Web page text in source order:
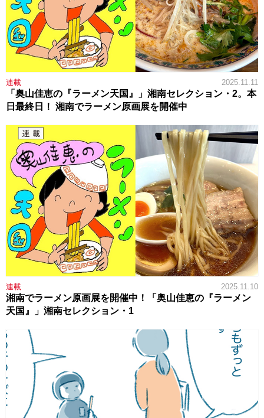
連載 2025.11.11
「奥山佳恵の『ラーメン天国』」湘南セレクション・2。本
日最終日！ 湘南でラーメン原画展を開催中
連載 2025.11.10
湘南でラーメン原画展を開催中！「奥山佳恵の『ラーメン
天国』」湘南セレクション・1